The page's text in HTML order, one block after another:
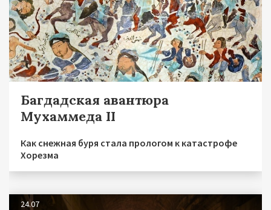
Багдадская авантюра
Мухаммеда II
Как снежная буря стала прологом к катастрофе
Хорезма
24.07